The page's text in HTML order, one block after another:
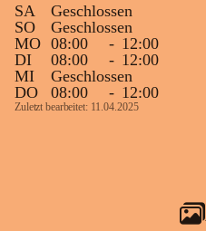
SA
Geschlossen
SO
Geschlossen
MO 08:00 - 12:00
DI
08:00 - 12:00
MI
Geschlossen
DO
08:00 - 12:00
Zuletzt bearbeitet: 11.04.2025